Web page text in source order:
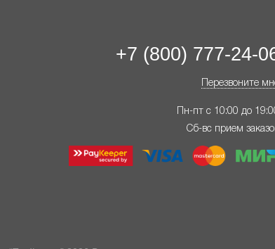
+7 (800) 777-24-
Перезвоните
Пн-пт с 10:00 до
Сб-вс прием